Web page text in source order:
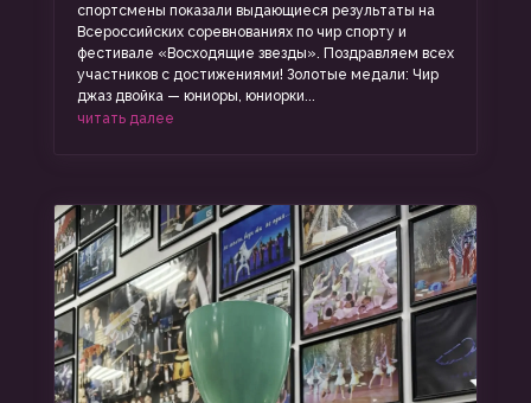
спортсмены показали выдающиеся результаты на
Всероссийских соревнованиях по чир спорту и
фестивале «Восходящие звезды». Поздравляем всех
участников с достижениями! Золотые медали: Чир
джаз двойка — юниоры, юниорки...
читать далее